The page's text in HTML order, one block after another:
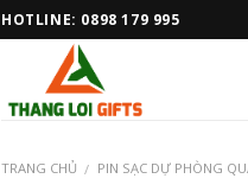
HOTLINE: 0898 179 995
TRANG CHỦ / PIN SẠC DỰ PHÒNG